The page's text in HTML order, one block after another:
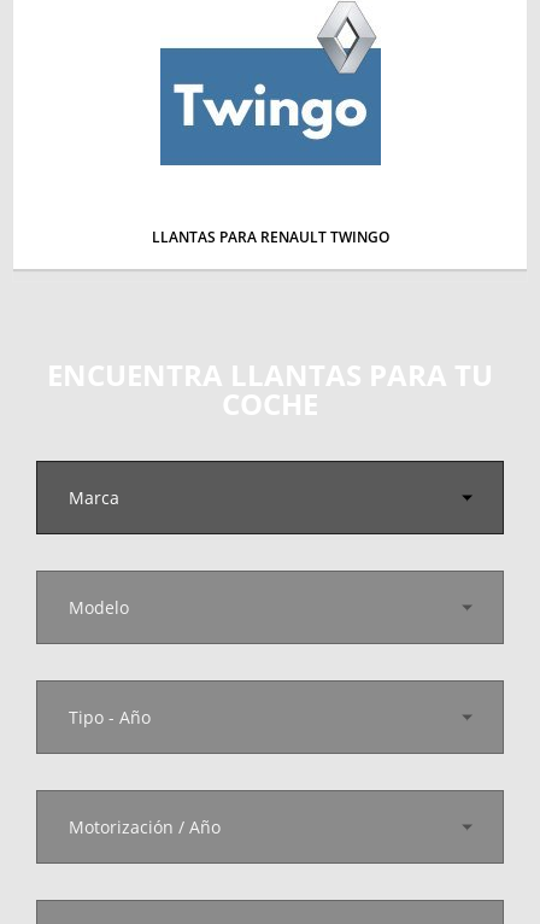
LLANTAS PARA RENAULT TWINGO
ENCUENTRA LLANTAS PARA TU
COCHE
Marca
Modelo
Tipo - Año
Motorización / Año